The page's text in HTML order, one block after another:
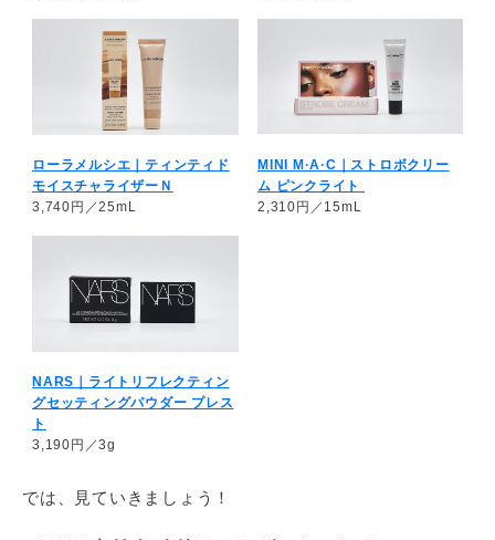
ローラメルシエ｜ティンティド
モイスチャライザーＮ
3,740円／25mL
MINI M·A·C｜ストロボクリー
ム ピンクライト
2,310円／15mL
NARS｜ライトリフレクティン
グセッティングパウダー プレス
ト
3,190円／3g
では、見ていきましょう！